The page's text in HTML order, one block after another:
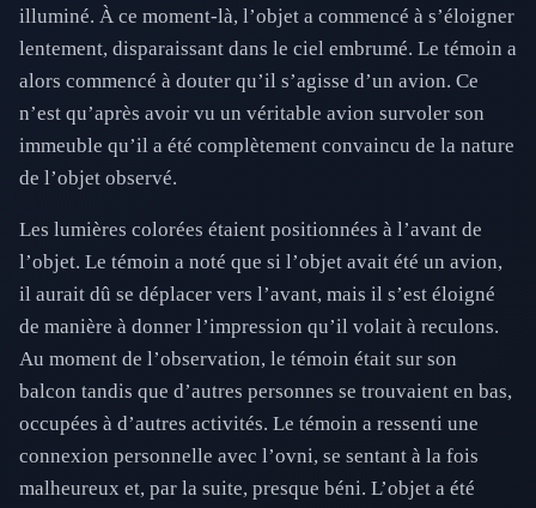
illuminé. À ce moment-là, l’objet a commencé à s’éloigner
lentement, disparaissant dans le ciel embrumé. Le témoin a
alors commencé à douter qu’il s’agisse d’un avion. Ce
n’est qu’après avoir vu un véritable avion survoler son
immeuble qu’il a été complètement convaincu de la nature
de l’objet observé.
Les lumières colorées étaient positionnées à l’avant de
l’objet. Le témoin a noté que si l’objet avait été un avion,
il aurait dû se déplacer vers l’avant, mais il s’est éloigné
de manière à donner l’impression qu’il volait à reculons.
Au moment de l’observation, le témoin était sur son
balcon tandis que d’autres personnes se trouvaient en bas,
occupées à d’autres activités. Le témoin a ressenti une
connexion personnelle avec l’ovni, se sentant à la fois
malheureux et, par la suite, presque béni. L’objet a été